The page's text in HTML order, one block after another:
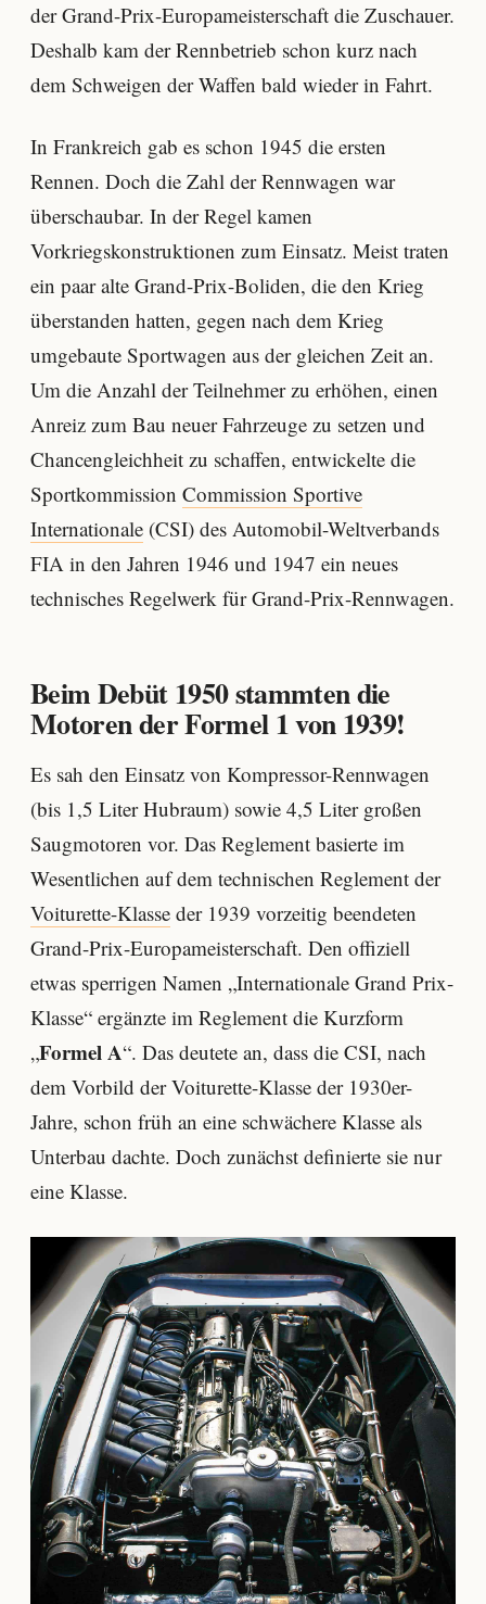
der Grand-Prix-Europameisterschaft die Zuschauer.
Deshalb kam der Rennbetrieb schon kurz nach
dem Schweigen der Waffen bald wieder in Fahrt.
In Frankreich gab es schon 1945 die ersten
Rennen. Doch die Zahl der Rennwagen war
überschaubar. In der Regel kamen
Vorkriegskonstruktionen zum Einsatz. Meist traten
ein paar alte Grand-Prix-Boliden, die den Krieg
überstanden hatten, gegen nach dem Krieg
umgebaute Sportwagen aus der gleichen Zeit an.
Um die Anzahl der Teilnehmer zu erhöhen, einen
Anreiz zum Bau neuer Fahrzeuge zu setzen und
Chancengleichheit zu schaffen, entwickelte die
Sportkommission Commission Sportive
Internationale (CSI) des Automobil-Weltverbands
FIA in den Jahren 1946 und 1947 ein neues
technisches Regelwerk für Grand-Prix-Rennwagen.
Beim Debüt 1950 stammten die
Motoren der Formel 1 von 1939!
Es sah den Einsatz von Kompressor-Rennwagen
(bis 1,5 Liter Hubraum) sowie 4,5 Liter großen
Saugmotoren vor. Das Reglement basierte im
Wesentlichen auf dem technischen Reglement der
Voiturette-Klasse der 1939 vorzeitig beendeten
Grand-Prix-Europameisterschaft. Den offiziell
etwas sperrigen Namen „Internationale Grand Prix-
Klasse“ ergänzte im Reglement die Kurzform
„Formel A“. Das deutete an, dass die CSI, nach
dem Vorbild der Voiturette-Klasse der 1930er-
Jahre, schon früh an eine schwächere Klasse als
Unterbau dachte. Doch zunächst definierte sie nur
eine Klasse.